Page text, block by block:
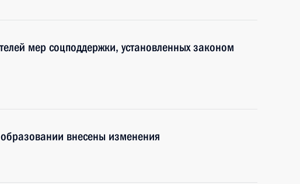
мер соцподдержки, установленных законом
внесены изменения